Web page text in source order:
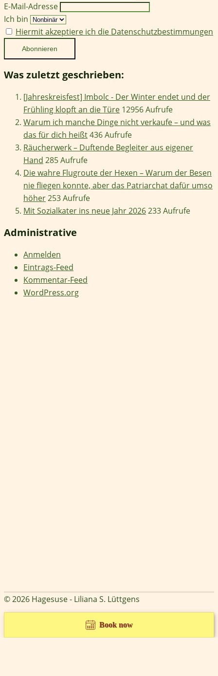
E-Mail-Adresse
Ich bin
Hiermit akzeptiere ich die Datenschutzbestimmungen
Was zuletzt geschrieben:
[Jahreskreisfest] Imbolc - Der Winter endet und der
Frühling klopft an die Türe 12956 Aufrufe
Warum ich manche Dinge nicht verkaufe – und was
das für dich heißt436 Aufrufe
Räucherwerk – Duftende Begleiter aus eigener
Hand 285 Aufrufe
Die wahre Flugroute der Hexen – Warum der Besen
nie fliegen konnte, aber das Patriarchat dafür umso
höher253 Aufrufe
Mit Sozialkater ins neue Jahr 2026233 Aufrufe
Administrative
Anmelden
Eintrags-Feed
Kommentar-Feed
WordPress.org
© 2026 Hagesuse - Liliana S. Lüttgens
Book now